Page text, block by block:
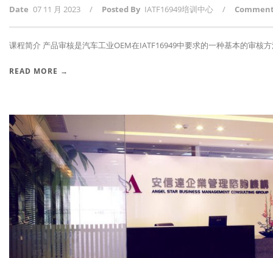
Date 07 11 月 2023 / Posted By IATF16949培训中心 /
课程简介 产品审核是汽车工业OEM在IATF16949中要求的一种基本的审核方
READ MORE →